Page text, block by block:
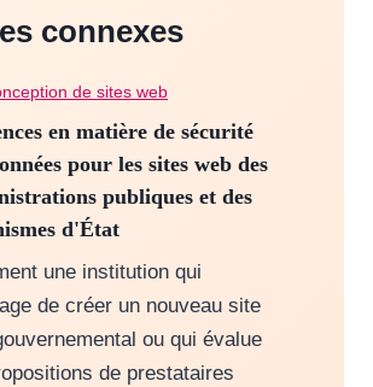
connexes
de sites web
en matière de sécurité
pour les sites web des
publiques et des
d'État
une institution qui
de créer un nouveau site
ou qui évalue
de prestataires